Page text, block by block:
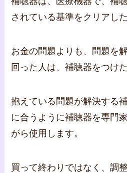
されている基準をクリアし
お金の問題よりも、問題を
回った人は、補聴器をつけ
抱えている問題が解決する
に合うように補聴器を専門
がら使用します。
買って終わりではなく、調